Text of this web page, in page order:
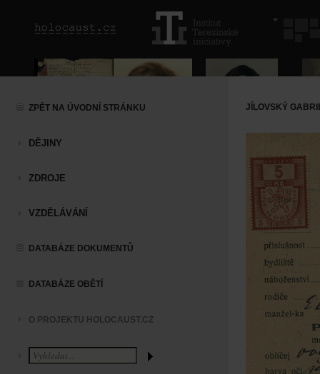
ZPĚT NA ÚVODNÍ STRÁNKU
DĚJINY
ZDROJE
VZDĚLÁVÁNÍ
DATABÁZE DOKUMENTŮ
DATABÁZE OBĚTÍ
O PROJEKTU HOLOCAUST.CZ
JÍLOVSKÝ